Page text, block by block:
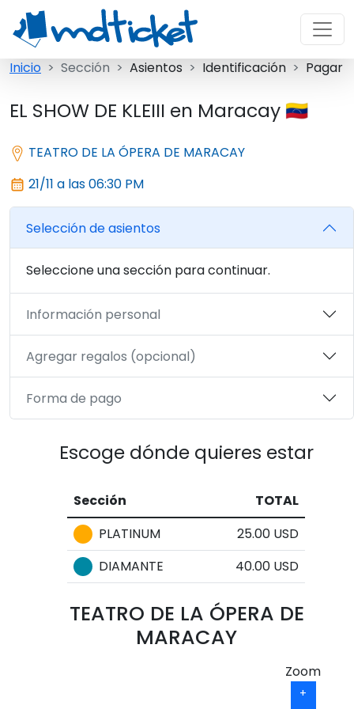
Inicio Sección Asientos Identificación Pagar
EL SHOW DE KLEIII en Maracay 🇻🇪
TEATRO DE LA ÓPERA DE MARACAY
21/11 a las 06:30 PM
Selección de asientos
Seleccione una sección para continuar.
Información personal
Agregar regalos (opcional)
Forma de pago
Escoge dónde quieres estar
Sección
TOTAL
PLATINUM
25.00 USD
DIAMANTE
40.00 USD
TEATRO DE LA ÓPERA DE
MARACAY
Zoom
+